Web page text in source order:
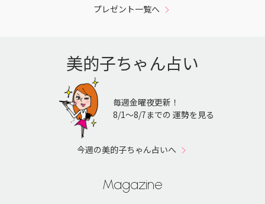
プレゼント一覧へ
美的子ちゃん占い
毎週金曜夜更新！
8/1〜8/7までの 運勢を見る
今週の美的子ちゃん占いへ
Magazine